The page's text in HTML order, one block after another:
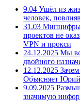
9.04 Ушёл из
человек,
31.03 Минцифры
проектов не
VPN и прокси
24.12.2025 Мы
двойного
12.12.2025
Объясняет
9.09.2025
значимую